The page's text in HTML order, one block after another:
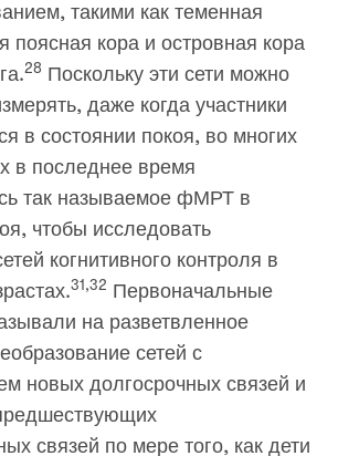
такими как теменная
поясная кора и островная кора
28 Поскольку эти сети можно
даже когда участники
в состоянии покоя, во многих
в последнее время
так называемое фМРТ в
чтобы исследовать
когнитивного контроля в
31,32 Первоначальные
на разветвленное
сетей с
новых долгосрочных связей и
связей по мере того, как дети